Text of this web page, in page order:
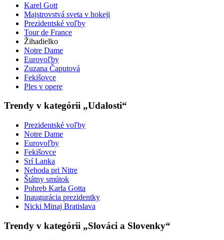
Karel Gott
Majstrovstvá sveta v hokeji
Prezidentské voľby
Tour de France
Žihadielko
Notre Dame
Eurovoľby
Zuzana Čaputová
Fekišovce
Ples v opere
Trendy v kategórii „Udalosti“
Prezidentské voľby
Notre Dame
Eurovoľby
Fekišovce
Srí Lanka
Nehoda pri Nitre
Štátny smútok
Pohreb Karla Gotta
Inaugurácia prezidentky
Nicki Minaj Bratislava
Trendy v kategórii „Slováci a Slovenky“